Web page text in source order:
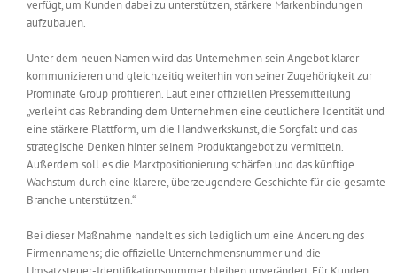
verfügt, um Kunden dabei zu unterstützen, stärkere Markenbindungen
aufzubauen.
Unter dem neuen Namen wird das Unternehmen sein Angebot klarer
kommunizieren und gleichzeitig weiterhin von seiner Zugehörigkeit zur
Prominate Group profitieren. Laut einer offiziellen Pressemitteilung
„verleiht das Rebranding dem Unternehmen eine deutlichere Identität und
eine stärkere Plattform, um die Handwerkskunst, die Sorgfalt und das
strategische Denken hinter seinem Produktangebot zu vermitteln.
Außerdem soll es die Marktpositionierung schärfen und das künftige
Wachstum durch eine klarere, überzeugendere Geschichte für die gesamte
Branche unterstützen.“
Bei dieser Maßnahme handelt es sich lediglich um eine Änderung des
Firmennamens; die offizielle Unternehmensnummer und die